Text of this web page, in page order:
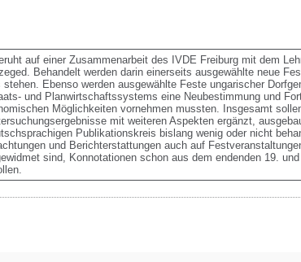
auf einer Zusammenarbeit des IVDE Freiburg mit dem
Behandelt werden darin einerseits ausgewählte neue
Ebenso werden ausgewählte Feste ungarischer
und Planwirtschaftssystems eine Neubestimmung und
Möglichkeiten vornehmen mussten. Insgesamt
mit weiteren Aspekten ergänzt,
Publikationskreis bislang wenig oder nicht
und Berichterstattungen auch auf
sind, Konnotationen schon aus dem endenden 19.